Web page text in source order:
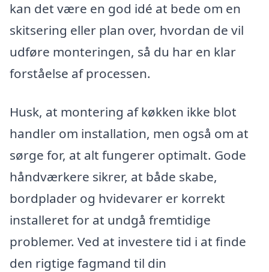
kan det være en god idé at bede om en
skitsering eller plan over, hvordan de vil
udføre monteringen, så du har en klar
forståelse af processen.
Husk, at montering af køkken ikke blot
handler om installation, men også om at
sørge for, at alt fungerer optimalt. Gode
håndværkere sikrer, at både skabe,
bordplader og hvidevarer er korrekt
installeret for at undgå fremtidige
problemer. Ved at investere tid i at finde
den rigtige fagmand til din